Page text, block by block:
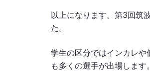
以上になります。第3回筑
た。
学生の区分ではインカレ
も多くの選手が出場しま